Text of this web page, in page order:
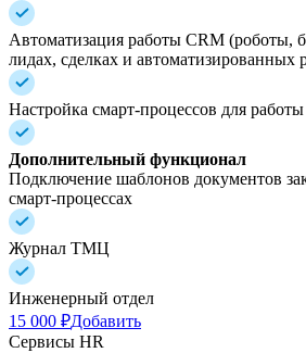
Автоматизация работы CRM (роботы,
лидах, сделках и автоматизированных
Настройка смарт-процессов для
Дополнительный функционал
Подключение шаблонов документов
смарт-процессах
Журнал ТМЦ
Инженерный отдел
15 000 ₽Добавить
Сервисы HR